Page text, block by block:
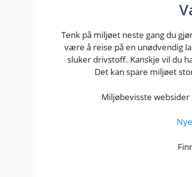
Tenk på miljøet neste gang du
være å reise på en unødvendig
sluker drivstoff. Kanskje vil du
Det kan spare miljøet
Miljøbevisste